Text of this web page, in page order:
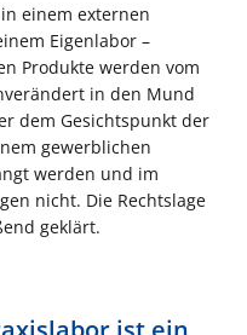
einem externen
Eigenlabor –
Produkte werden vom
in den Mund
dem Gesichtspunkt der
gewerblichen
werden und im
nicht. Die Rechtslage
geklärt.